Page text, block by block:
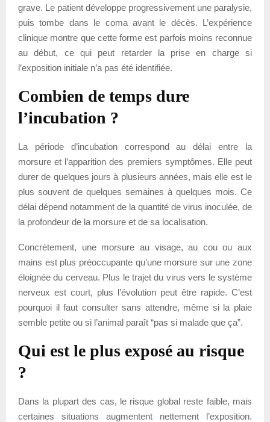
grave. Le patient développe progressivement une paralysie,
puis tombe dans le coma avant le décès. L’expérience
clinique montre que cette forme est parfois moins reconnue
au début, ce qui peut retarder la prise en charge si
l’exposition initiale n’a pas été identifiée.
Combien de temps dure
l’incubation ?
La période d’incubation correspond au délai entre la
morsure et l’apparition des premiers symptômes. Elle peut
durer de quelques jours à plusieurs années, mais elle est le
plus souvent de quelques semaines à quelques mois. Ce
délai dépend notamment de la quantité de virus inoculée, de
la profondeur de la morsure et de sa localisation.
Concrètement, une morsure au visage, au cou ou aux
mains est plus préoccupante qu’une morsure sur une zone
éloignée du cerveau. Plus le trajet du virus vers le système
nerveux est court, plus l’évolution peut être rapide. C’est
pourquoi il faut consulter sans attendre, même si la plaie
semble petite ou si l’animal paraît “pas si malade que ça”.
Qui est le plus exposé au risque
?
Dans la plupart des cas, le risque global reste faible, mais
certaines situations augmentent nettement l’exposition.